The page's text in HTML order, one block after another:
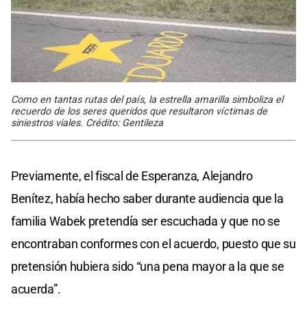
Como en tantas rutas del país, la estrella amarilla simboliza el
recuerdo de los seres queridos que resultaron víctimas de
siniestros viales. Crédito: Gentileza
Previamente, el fiscal de Esperanza, Alejandro
Benítez, había hecho saber durante audiencia que la
familia Wabek pretendía ser escuchada y que no se
encontraban conformes con el acuerdo, puesto que su
pretensión hubiera sido “una pena mayor a la que se
acuerda”.